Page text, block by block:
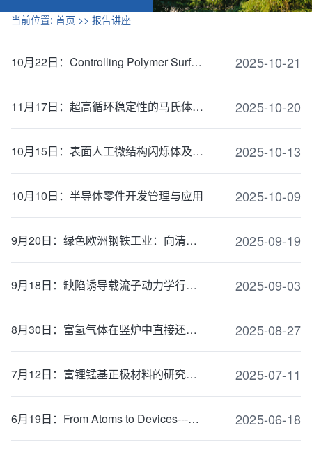
当前位置: 首页 >> 报告讲座
10月22日：Controlling Polymer Surface Chemistry: Polymerisation-Induced Self-Assembly o... 2025-10-21
11月17日：超高循环稳定性的马氏体相变功能材料 2025-10-20
10月15日：表面人工微结构闪烁体及其应用 2025-10-13
10月10日：半导体零件开发管理与应用 2025-10-09
9月20日：绿色欧洲钢铁工业：向清洁制造的过渡 2025-09-19
9月18日：缺陷诱导载流子动力学行为的理论研究 2025-09-03
8月30日：富氢气体在竖炉中直接还原铁矿石的静态建模 2025-08-27
7月12日：富锂锰基正极材料的研究细节分享 2025-07-11
6月19日：From Atoms to Devices---Multiscale Modeling the Interfaces in Solid-State Batt... 2025-06-18